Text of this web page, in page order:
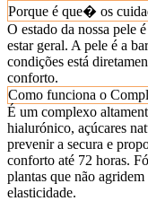
Porque é que� os
O estado da nossa pele
estar geral. A pele é a
condições está
conforto.
Como funciona o
É um complexo
hialurónico, açúcares
prevenir a secura e
conforto até 72 horas.
plantas que não
elasticidade.